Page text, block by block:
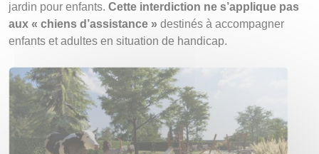
jardin pour enfants. Cette interdiction ne s’applique pas
aux « chiens d’assistance » destinés à accompagner
enfants et adultes en situation de handicap.